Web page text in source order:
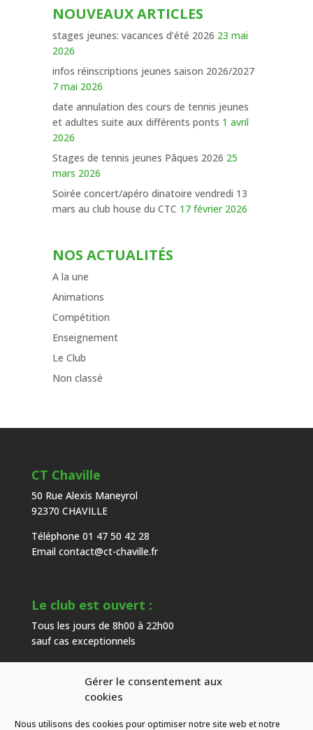
Gérer le consentement aux
cookies
Nous utilisons des cookies pour optimiser notre site web et notre
NOUVEAUX ARTICLES
stages jeunes: vacances d’été 2026 23 mai
2026
infos réinscriptions jeunes saison 2026/2027
7 mai 2026
date annulation des cours de tennis jeunes
et adultes suite aux différents ponts 1 avril
2026
Stages de tennis jeunes Pâques 2026 25
mars 2026
Soirée concert/apéro dinatoire vendredi 13
mars au club house du CTC 17 février 2026
NOS ACTUALITÉS
A la une
Animations
Compétition
Enseignement
Le Club
Non classé
CT Chaville
50 Rue Alexis Maneyrol
92370 CHAVILLE
Téléphone 01 47 50 42 28
Email contact@ct-chaville.fr
Le club est ouvert :
Tous les jours de 8h00 à 22h00
sauf cas exceptionnels
Heures d’ouverture de l’accueil :